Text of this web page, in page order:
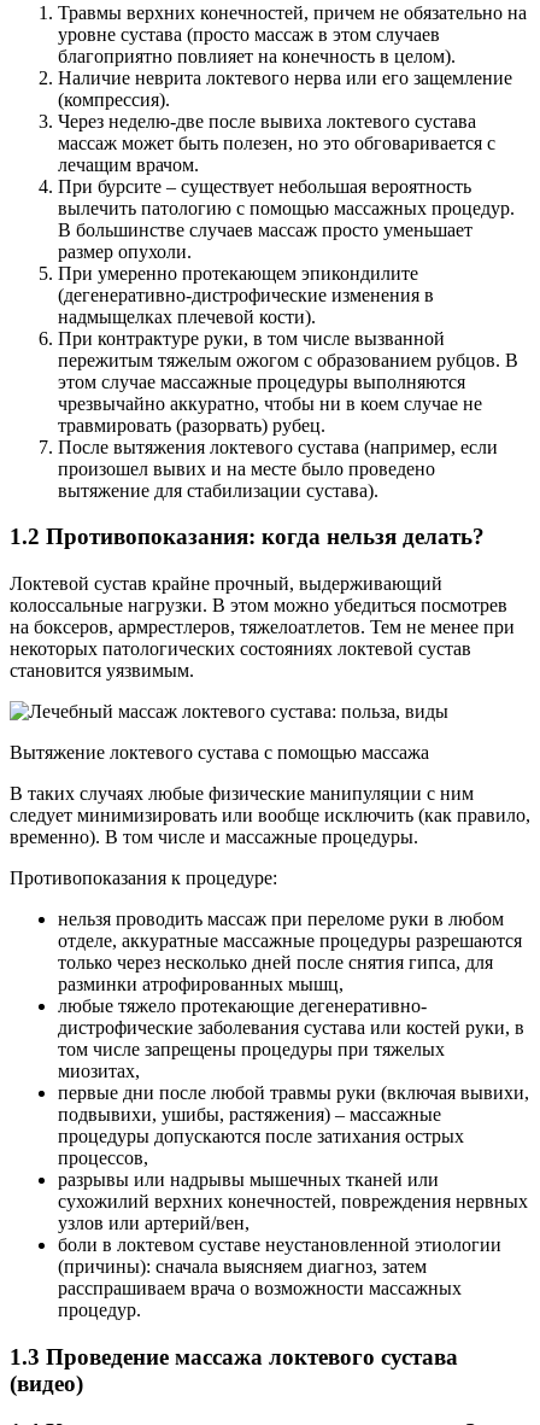
Травмы верхних конечностей, причем не обязательно на
уровне сустава (просто массаж в этом случаев
благоприятно повлияет на конечность в целом).
Наличие неврита локтевого нерва или его защемление
(компрессия).
Через неделю-две после вывиха локтевого сустава
массаж может быть полезен, но это обговаривается с
лечащим врачом.
При бурсите – существует небольшая вероятность
вылечить патологию с помощью массажных процедур.
В большинстве случаев массаж просто уменьшает
размер опухоли.
При умеренно протекающем эпикондилите
(дегенеративно-дистрофические изменения в
надмыщелках плечевой кости).
При контрактуре руки, в том числе вызванной
пережитым тяжелым ожогом с образованием рубцов. В
этом случае массажные процедуры выполняются
чрезвычайно аккуратно, чтобы ни в коем случае не
травмировать (разорвать) рубец.
После вытяжения локтевого сустава (например, если
произошел вывих и на месте было проведено
вытяжение для стабилизации сустава).
1.2 Противопоказания: когда нельзя делать?
Локтевой сустав крайне прочный, выдерживающий
колоссальные нагрузки. В этом можно убедиться посмотрев
на боксеров, армрестлеров, тяжелоатлетов. Тем не менее при
некоторых патологических состояниях локтевой сустав
становится уязвимым.
Вытяжение локтевого сустава с помощью массажа
В таких случаях любые физические манипуляции с ним
следует минимизировать или вообще исключить (как правило,
временно). В том числе и массажные процедуры.
Противопоказания к процедуре:
нельзя проводить массаж при переломе руки в любом
отделе, аккуратные массажные процедуры разрешаются
только через несколько дней после снятия гипса, для
разминки атрофированных мышц,
любые тяжело протекающие дегенеративно-
дистрофические заболевания сустава или костей руки, в
том числе запрещены процедуры при тяжелых
миозитах,
первые дни после любой травмы руки (включая вывихи,
подвывихи, ушибы, растяжения) – массажные
процедуры допускаются после затихания острых
процессов,
разрывы или надрывы мышечных тканей или
сухожилий верхних конечностей, повреждения нервных
узлов или артерий/вен,
боли в локтевом суставе неустановленной этиологии
(причины): сначала выясняем диагноз, затем
расспрашиваем врача о возможности массажных
процедур.
1.3 Проведение массажа локтевого сустава
(видео)